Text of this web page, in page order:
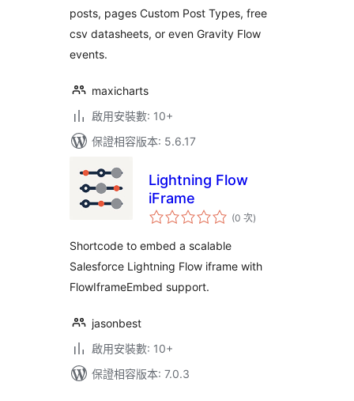
posts, pages Custom Post Types, free
csv datasheets, or even Gravity Flow
events.
maxicharts
啟用安裝數: 10+
保證相容版本: 5.6.17
Lightning Flow
iFrame
(0 次評
分)
Shortcode to embed a scalable
Salesforce Lightning Flow iframe with
FlowIframeEmbed support.
jasonbest
啟用安裝數: 10+
保證相容版本: 7.0.3